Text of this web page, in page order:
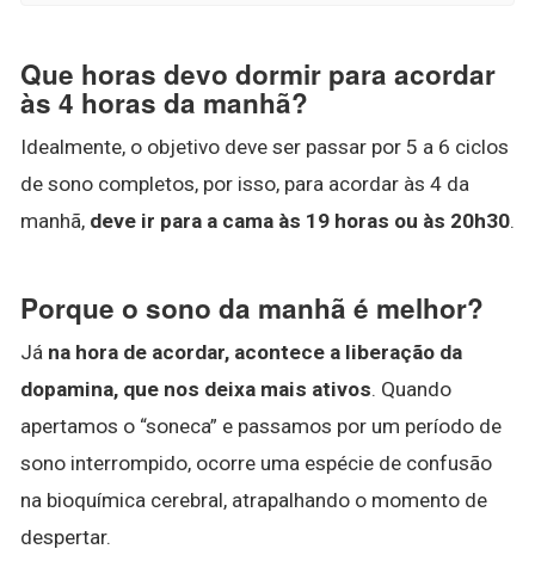
Que horas devo dormir para acordar
às 4 horas da manhã?
Idealmente, o objetivo deve ser passar por 5 a 6 ciclos
de sono completos, por isso, para acordar às 4 da
manhã, deve ir para a cama às 19 horas ou às 20h30.
Porque o sono da manhã é melhor?
Já na hora de acordar, acontece a liberação da
dopamina, que nos deixa mais ativos. Quando
apertamos o “soneca” e passamos por um período de
sono interrompido, ocorre uma espécie de confusão
na bioquímica cerebral, atrapalhando o momento de
despertar.